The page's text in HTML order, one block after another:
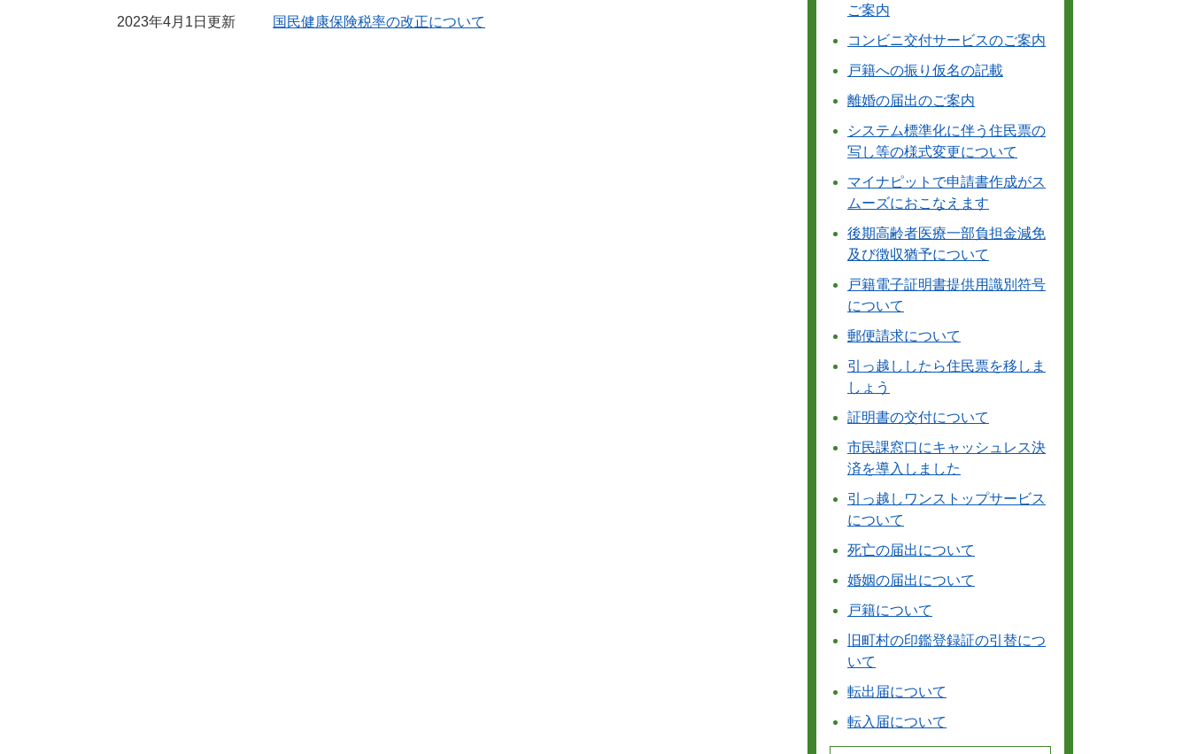
2023年4月1日更新
国民健康保険税率の改正について
ご案内
コンビニ交付サービスのご案内
戸籍への振り仮名の記載
離婚の届出のご案内
システム標準化に伴う住民票の
写し等の様式変更について
マイナピットで申請書作成がス
ムーズにおこなえます
後期高齢者医療一部負担金減免
及び徴収猶予について
戸籍電子証明書提供用識別符号
について
郵便請求について
引っ越ししたら住民票を移しま
しょう
証明書の交付について
市民課窓口にキャッシュレス決
済を導入しました
引っ越しワンストップサービス
について
死亡の届出について
婚姻の届出について
戸籍について
旧町村の印鑑登録証の引替につ
いて
転出届について
転入届について